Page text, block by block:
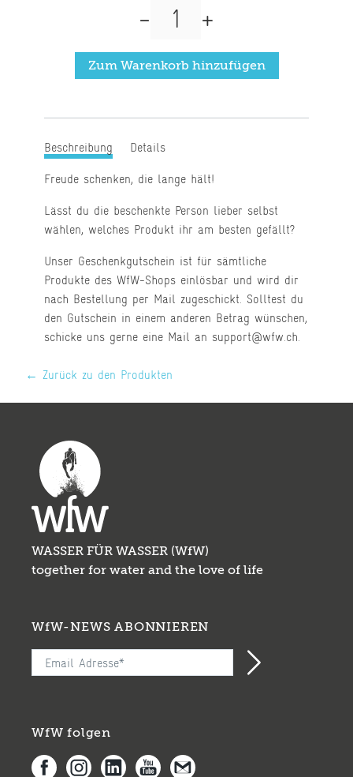
- +
Beschreibung Details
Freude schenken, die lange hält!
Lässt du die beschenkte Person lieber selbst
wählen, welches Produkt ihr am besten gefällt?
Unser Geschenkgutschein ist für sämtliche
Produkte des WfW-Shops einlösbar und wird dir
nach Bestellung per Mail zugeschickt. Solltest du
den Gutschein in einem anderen Betrag wünschen,
schicke uns gerne eine Mail an support@wfw.ch.
← Zurück zu den Produkten
WASSER FÜR WASSER (WfW)
together for water and the love of life
WfW-NEWS ABONNIEREN
WfW folgen